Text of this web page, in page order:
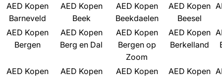
AED Kopen
Barneveld
AED Kopen
Beek
AED Kopen
Beekdaelen
AED Kopen
Beesel
AED Kopen
Bergen
AED Kopen
Berg en Dal
AED Kopen
Bergen op
Zoom
AED Kopen
Berkelland
AED Kopen
AED Kopen
AED Kopen
AED Kopen